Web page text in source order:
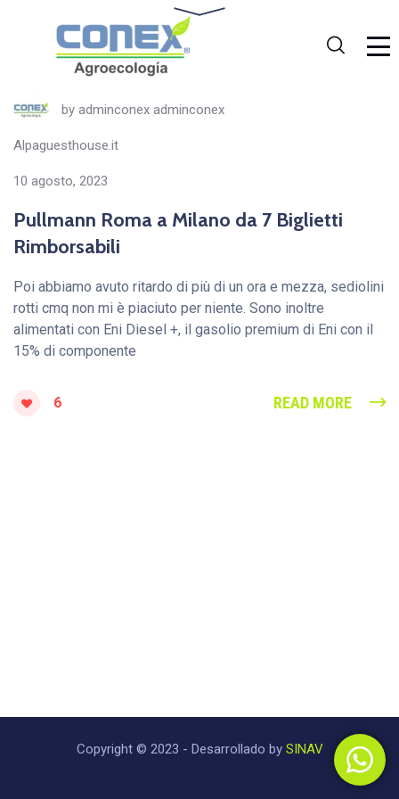
by adminconex adminconex
Alpaguesthouse.it
10 agosto, 2023
Pullmann Roma a Milano da 7 Biglietti
Rimborsabili
Poi abbiamo avuto ritardo di più di un ora e mezza, sediolini
rotti cmq non mi è piaciuto per niente. Sono inoltre
alimentati con Eni Diesel +, il gasolio premium di Eni con il
15% di componente
6 READ MORE
Copyright © 2023 - Desarrollado bySINAV